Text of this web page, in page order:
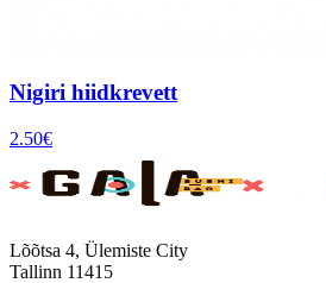
Nigiri hiidkrevett
2.50€
Lõõtsa 4, Ülemiste City
Tallinn 11415